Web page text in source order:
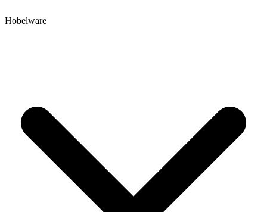
Hobelware